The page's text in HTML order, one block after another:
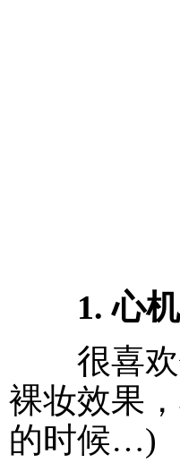
1. 心机
很喜欢
裸妆效果
的时候…)